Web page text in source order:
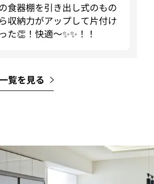
食器棚を引き出し式のもの
収納力がアップして片付け
た👏！快適〜✨✨！！
覧を見る